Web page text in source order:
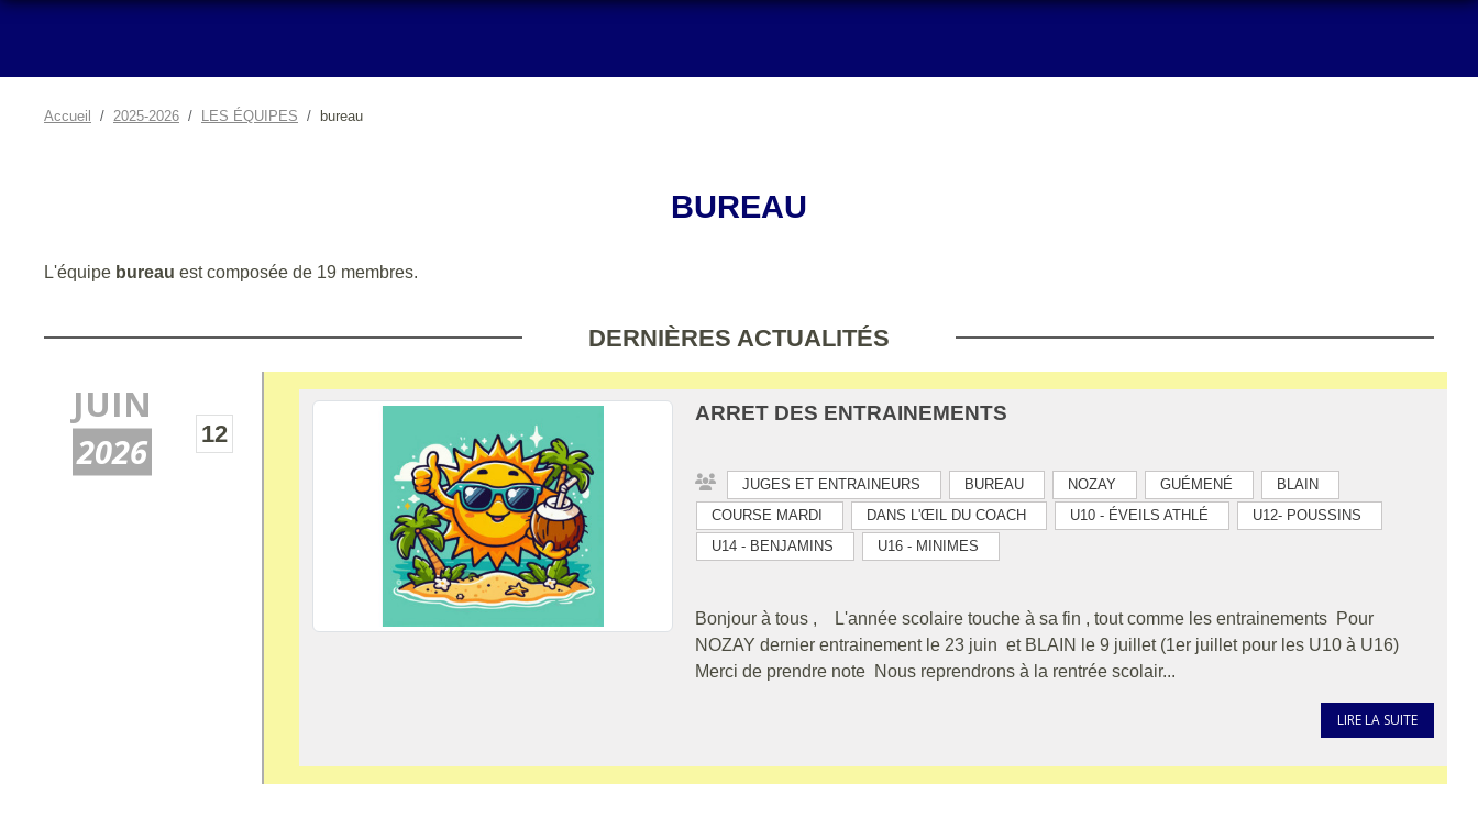
Accueil 2025-2026 LES ÉQUIPES bureau
BUREAU
L'équipe bureau est composée de 19 membres.
DERNIÈRES ACTUALITÉS
JUIN
2026 12
ARRET DES ENTRAINEMENTS
JUGES ET ENTRAINEURS BUREAU NOZAY GUÉMENÉ
BLAIN
COURSE MARDI
DANS L'ŒIL DU COACH U10 - ÉVEILS ATHLÉ
U12- POUSSINS
U14 - BENJAMINS
U16 - MINIMES
Bonjour à tous , L'année scolaire touche à sa fin , tout comme les entrainements Pour
NOZAY dernier entrainement le 23 juin et BLAIN le 9 juillet (1er juillet pour les U10 à U16)
Merci de prendre note Nous reprendrons à la rentrée scolair...
LIRE LA SUITE